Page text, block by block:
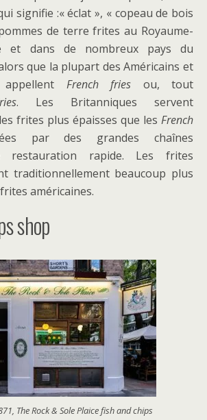
signifie :« éclat », « copeau de bois
de terre frites au Royaume-
et dans de nombreux pays du
que la plupart des Américains et
French fries ou, tout
. Les Britanniques servent
frites plus épaisses que les French
par des grandes chaînes
restauration rapide. Les frites
traditionnellement beaucoup plus
américaines.
shop
The Rock & Sole Plaice fish and chips